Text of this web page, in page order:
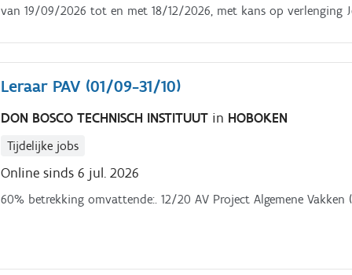
van 19/09/2026 tot en met 18/12/2026, met kans op verlenging
Onderhoudsmechanica auto, inclusief de duale trajecten.
Leraar PAV (01/09-31/10)
DON BOSCO TECHNISCH INSTITUUT in HOBOKEN
Tijdelijke jobs
Online sinds 6 jul. 2026
60% betrekking omvattende:. 12/20 AV Project Algemene Vakken